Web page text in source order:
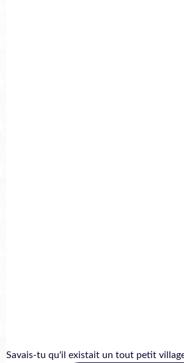
Savais-tu qu'il existait un tout petit